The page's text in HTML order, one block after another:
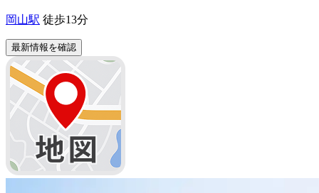
岡山駅 徒歩13分
最新情報を確認